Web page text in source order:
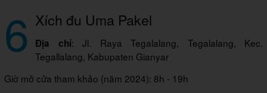
6 Xích đu Uma Pakel
Địa chỉ: Jl. Raya Tegalalang, Tegalalang, Kec.
Tegallalang, Kabupaten Gianyar
Giờ mở cửa tham khảo (năm 2024): 8h - 19h